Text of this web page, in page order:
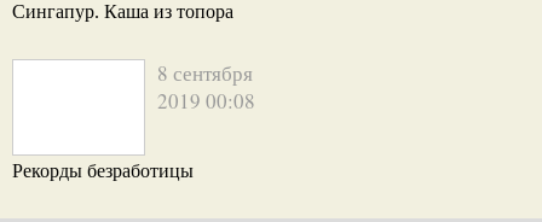
Сингапур. Каша из топора
8 сентября
2019 00:08
Рекорды безработицы